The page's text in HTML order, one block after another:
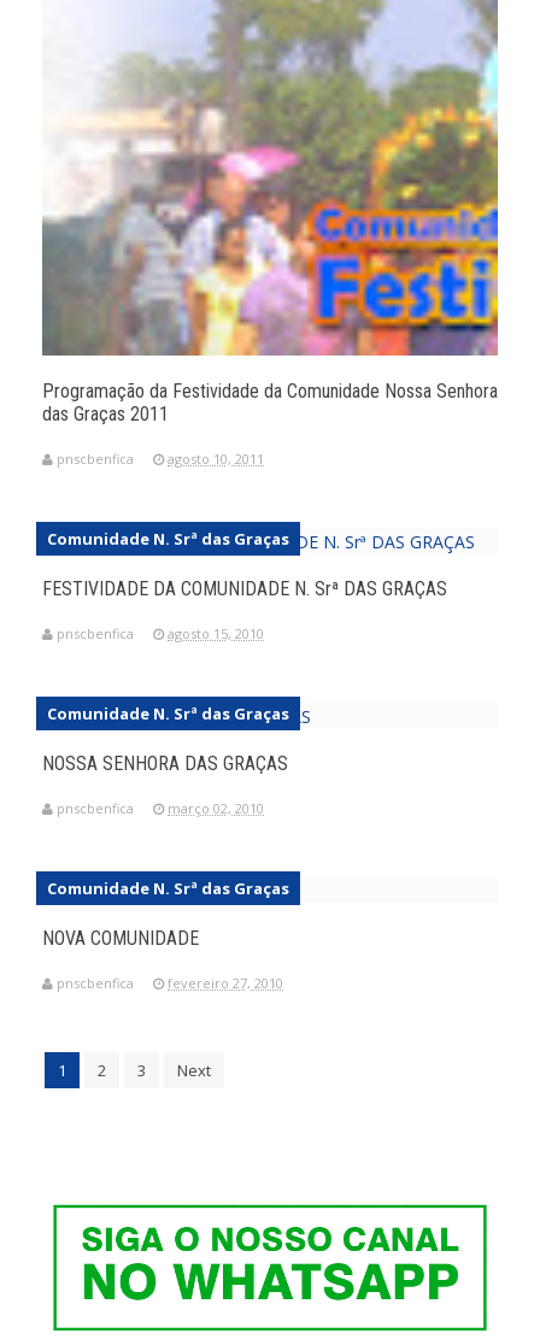
Programação da Festividade da Comunidade Nossa Senhora
das Graças 2011
pnscbenfica agosto 10, 2011
FESTIVIDADE DA COMUNIDADE N. Srª DAS GRAÇAS
Comunidade N. Srª das Graças
pnscbenfica agosto 15, 2010
NOSSA SENHORA DAS GRAÇAS
Comunidade N. Srª das Graças
pnscbenfica março 02, 2010
NOVA COMUNIDADE
Comunidade N. Srª das Graças
pnscbenfica fevereiro 27, 2010
1 2 3 Next